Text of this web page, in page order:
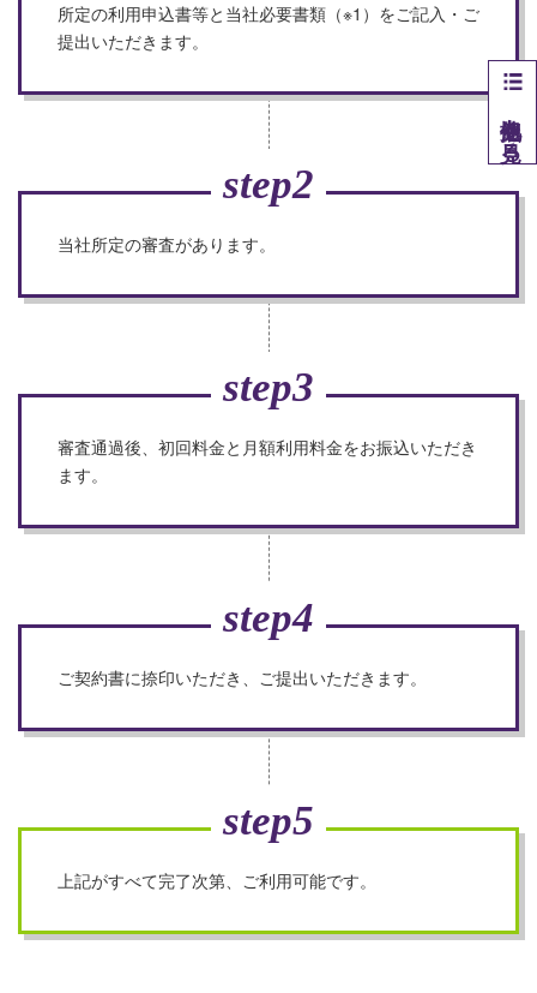
所定の利用申込書等と当社必要書類（※1）をご記入・ご
提出いただきます。
step2
当社所定の審査があります。
step3
審査通過後、初回料金と月額利用料金をお振込いただき
ます。
step4
ご契約書に捺印いただき、ご提出いただきます。
step5
上記がすべて完了次第、ご利用可能です。
他拠点を見る